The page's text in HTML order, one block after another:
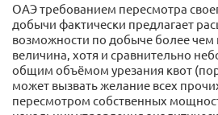
ОАЭ требованием пересмотра
добычи фактически предлагает
возможности по добыче более чем
величина, хотя и сравнительно
общим объёмом урезания квот
может вызвать желание всех
пересмотром собственных